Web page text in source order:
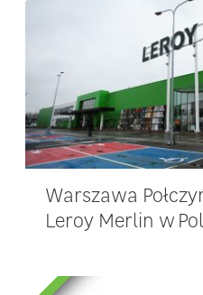
Warszawa
Leroy Merlin w